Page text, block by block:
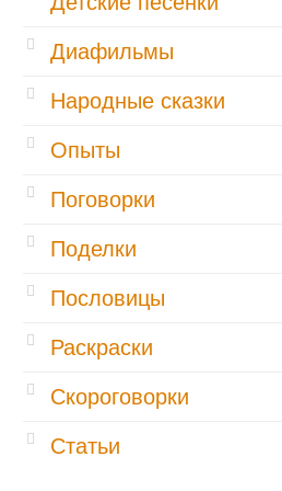
Диафильмы
Народные сказки
Опыты
Поговорки
Поделки
Пословицы
Раскраски
Скороговорки
Статьи